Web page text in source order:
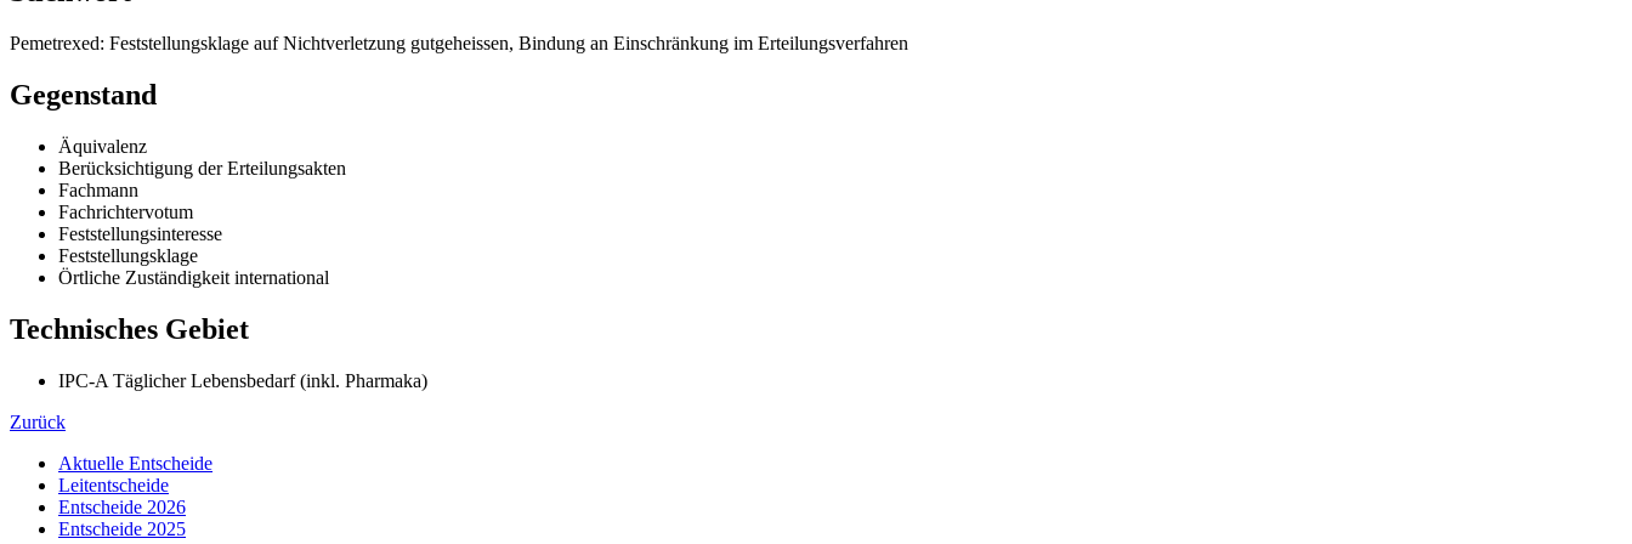
Pemetrexed: Feststellungsklage auf Nichtverletzung gutgeheissen, Bindung an Einschränkung im Erteilungsverfahren
Gegenstand
Äquivalenz
Berücksichtigung der Erteilungsakten
Fachmann
Fachrichtervotum
Feststellungsinteresse
Feststellungsklage
Örtliche Zuständigkeit international
Technisches Gebiet
IPC-A Täglicher Lebensbedarf (inkl. Pharmaka)
Zurück
Aktuelle Entscheide
Leitentscheide
Entscheide 2026
Entscheide 2025